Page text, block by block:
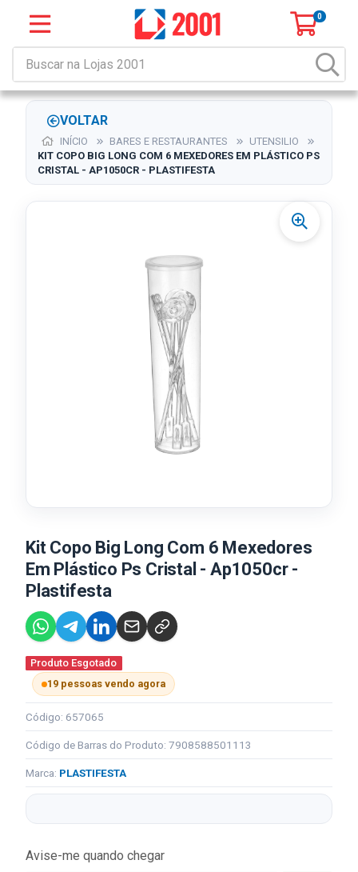
0
VOLTAR
INÍCIO BARES E RESTAURANTES
UTENSILIO
KIT COPO BIG LONG COM 6 MEXEDORES EM PLÁSTICO PS
CRISTAL - AP1050CR - PLASTIFESTA
Kit Copo Big Long Com 6 Mexedores
Em Plástico Ps Cristal - Ap1050cr -
Plastifesta
Produto Esgotado
19 pessoas vendo agora
Código: 657065
Código de Barras do Produto: 7908588501113
Marca: PLASTIFESTA
Avise-me quando chegar